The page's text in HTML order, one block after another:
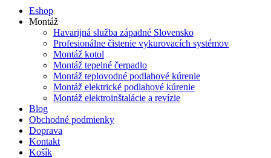
Eshop
Montáž
Havarijná služba západné Slovensko
Profesionálne čistenie vykurovacích systémov
Montáž kotol
Montáž tepelné čerpadlo
Montáž teplovodné podlahové kúrenie
Montáž elektrické podlahové kúrenie
Montáž elektroinštalácie a revízie
Blog
Obchodné podmienky
Doprava
Kontakt
Košík